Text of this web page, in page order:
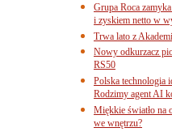
Grupa Roca
i zyskiem netto w
Trwa lato z
Nowy odkurzacz
RS50
Polska technologia
Rodzimy agent AI
Miękkie światło na
we wnętrzu?